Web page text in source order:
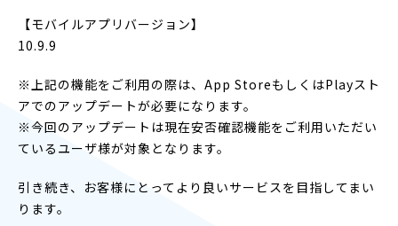
【モバイルアプリバージョン】
10.9.9
※上記の機能をご利用の際は、App StoreもしくはPlayスト
アでのアップデートが必要になります。
※今回のアップデートは現在安否確認機能をご利用いただい
ているユーザ様が対象となります。
引き続き、お客様にとってより良いサービスを目指してまい
ります。